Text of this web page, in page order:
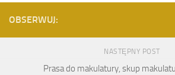
OBSERWUJ:
NASTĘPNY POST
Prasa do makulatury, skup